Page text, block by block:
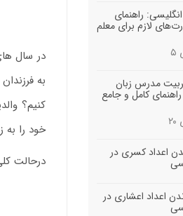
راهنمای
لازم برای معلم
۵
مدرس زبان
کامل و جامع
۲۰
اعداد کسری در
اعداد اعشاری در
در سال
به
کنیم؟
خود را به
درحالت